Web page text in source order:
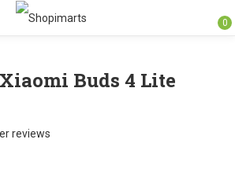
0
Buds 4 Lite
reviews